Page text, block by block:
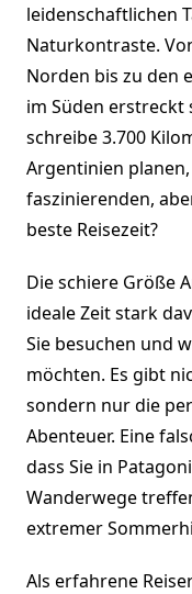
leidenschaftlichen
Naturkontraste.
Norden bis zu den
im Süden erstreckt
schreibe 3.700
Argentinien
faszinierenden,
beste Reisezeit?
Die schiere Größe
ideale Zeit stark
Sie besuchen und
möchten. Es gibt
sondern nur die
Abenteuer. Eine
dass Sie in
Wanderwege
extremer
Als erfahrene